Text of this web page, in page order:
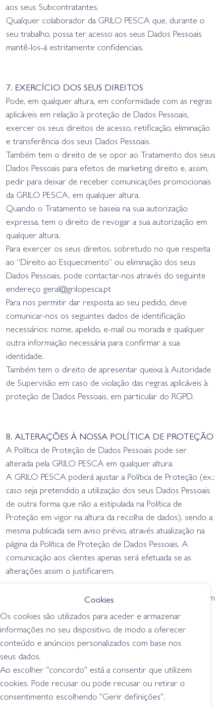
aos seus Subcontratantes.
Qualquer colaborador da GRILO PESCA que, durante o
seu trabalho, possa ter acesso aos seus Dados Pessoais
mantê-los-á estritamente confidenciais.
7. EXERCÍCIO DOS SEUS DIREITOS
Pode, em qualquer altura, em conformidade com as regras
aplicáveis em relação à proteção de Dados Pessoais,
exercer os seus direitos de acesso, retificação, eliminação
e transferência dos seus Dados Pessoais.
Também tem o direito de se opor ao Tratamento dos seus
Dados Pessoais para efeitos de marketing direito e, assim,
pedir para deixar de receber comunicações promocionais
da GRILO PESCA, em qualquer altura.
Quando o Tratamento se baseia na sua autorização
expressa, tem o direito de revogar a sua autorização em
qualquer altura.
Para exercer os seus direitos, sobretudo no que respeita
ao “Direito ao Esquecimento” ou eliminação dos seus
Dados Pessoais, pode contactar-nos através do seguinte
endereço geral@grilopesca.pt
Para nos permitir dar resposta ao seu pedido, deve
comunicar-nos os seguintes dados de identificação
necessários: nome, apelido, e-mail ou morada e qualquer
outra informação necessária para confirmar a sua
identidade.
Também tem o direito de apresentar queixa à Autoridade
de Supervisão em caso de violação das regras aplicáveis à
proteção de Dados Pessoais, em particular do RGPD.
8. ALTERAÇÕES À NOSSA POLÍTICA DE PROTEÇÃO
A Política de Proteção de Dados Pessoais pode ser
alterada pela GRILO PESCA em qualquer altura.
A GRILO PESCA poderá ajustar a Política de Proteção (ex.:
caso seja pretendido a utilização dos seus Dados Pessoais
de outra forma que não a estipulada na Política de
Proteção em vigor na altura da recolha de dados), sendo a
mesma publicada sem aviso prévio, através atualização na
página da Política de Proteção de Dados Pessoais. A
comunicação aos clientes apenas será efetuada se as
alterações assim o justificarem.
Para quaisquer questões ou comentários relacionados com
a nossa Política de Proteção ou com a forma como a
GRILO PESCA recolhe e usa os seus Dados Pessoais e
para exercer os seus direitos relacionados com os seus
Dados Pessoais recolhidos, contacte-nos para o seguinte
endereço:
geral@grilopesca.pt
Cookies
Os cookies são utilizados para aceder e armazenar
informações no seu dispositivo, de modo a oferecer
conteúdo e anúncios personalizados com base nos
seus dados.
Ao escolher "concordo" está a consentir que utilizem
cookies. Pode recusar ou pode recusar ou retirar o
consentimento escolhendo "Gerir definições".